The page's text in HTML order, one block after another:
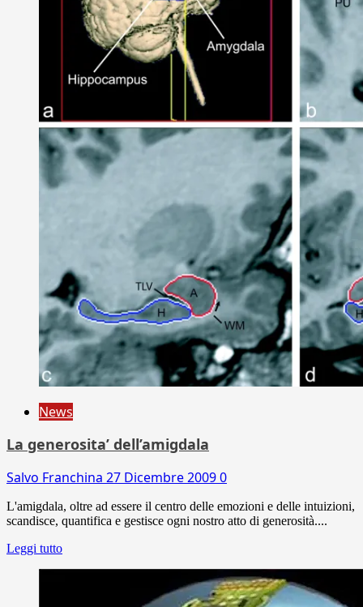
News
La generosita’ dell’amigdala
Salvo Franchina 27 Dicembre 20090
L'amigdala, oltre ad essere il centro delle emozioni e delle intuizioni,
scandisce, quantifica e gestisce ogni nostro atto di generosità....
Leggi tutto